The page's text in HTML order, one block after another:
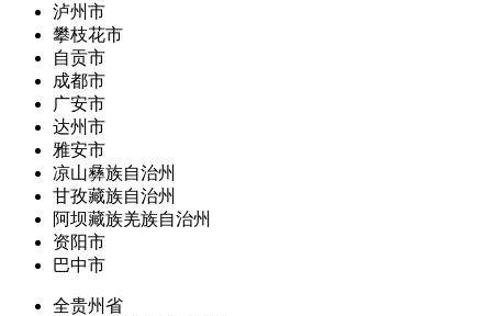
泸州市
攀枝花市
自贡市
成都市
广安市
达州市
雅安市
凉山彝族自治州
甘孜藏族自治州
阿坝藏族羌族自治州
资阳市
巴中市
全贵州省